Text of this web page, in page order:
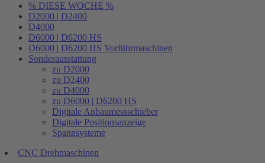
% DIESE WOCHE %
D2000 | D2400
D4000
D6000 | D6200 HS
D6000 | D6200 HS Vorführmaschinen
Sonderausstattung
zu D2000
zu D2400
zu D4000
zu D6000 | D6200 HS
Digitale Anbaumessschieber
Digitale Positionsanzeige
Spannsysteme
CNC Drehmaschinen